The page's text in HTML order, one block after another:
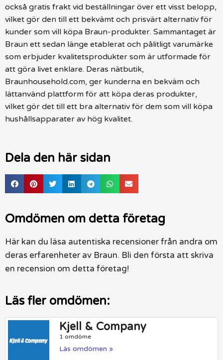
också gratis frakt vid beställningar över ett visst belopp,
vilket gör den till ett bekvämt och prisvärt alternativ för
kunder som vill köpa Braun-produkter. Sammantaget är
Braun ett sedan länge etablerat och pålitligt varumärke
som erbjuder kvalitetsprodukter som är utformade för
att göra livet enklare. Deras nätbutik,
Braunhousehold.com, ger kunderna en bekväm och
lättanvänd plattform för att köpa deras produkter,
vilket gör det till ett bra alternativ för dem som vill köpa
hushållsapparater av hög kvalitet.
Dela den här sidan
Omdömen om detta företag
Här kan du läsa autentiska recensioner från andra om
deras erfarenheter av Braun. Bli den första att skriva
en recension om detta företag!
Läs fler omdömen:
Kjell & Company
1 omdöme
Läs omdömen »